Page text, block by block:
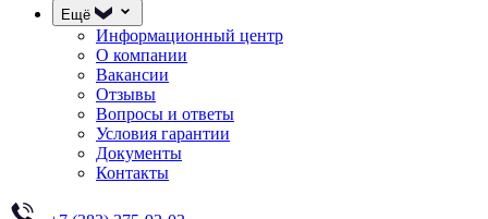
Ещё
Информационный центр
О компании
Вакансии
Отзывы
Вопросы и ответы
Условия гарантии
Документы
Контакты